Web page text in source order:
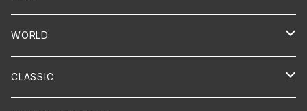
PUNK/HARDCORE
Hip-Hop/Dancehall Reggae
HR/HM
Vocal
Piano
WORLD
HAWAIIAN
CLASSIC